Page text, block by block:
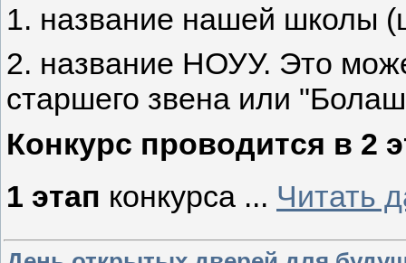
1. название нашей школы
2. название НОУУ. Это
старшего звена или
Конкурс проводится в 2
1 этап конкурса ... Читать